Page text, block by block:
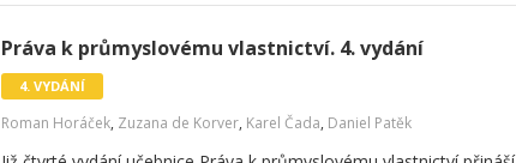
Práva k průmyslovému vlastnictví. 4. vydání
4. VYDÁNÍ
Roman Horáček, Zuzana de Korver, Karel Čada, Daniel Patěk